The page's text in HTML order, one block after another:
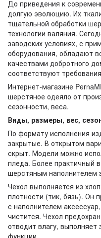
До приведения к
долгую эволюцию. Их
тщательной обработки
технологии валяния.
заводских условиях, с
оборудования, обладают
качествами добротного
соответствуют
Интернет-магазине
шерстяное одеяло от
сезонности, веса.
Виды, размеры, вес,
По формату исполнения
закрытые. В открытом
скрыт. Модели можно
пледа. Более практичный
шерстяным наполнителем
Чехол выполняется из
плотности (тик, бязь). Он
с наполнителем
чистится. Чехол
отводит влагу,
функции.